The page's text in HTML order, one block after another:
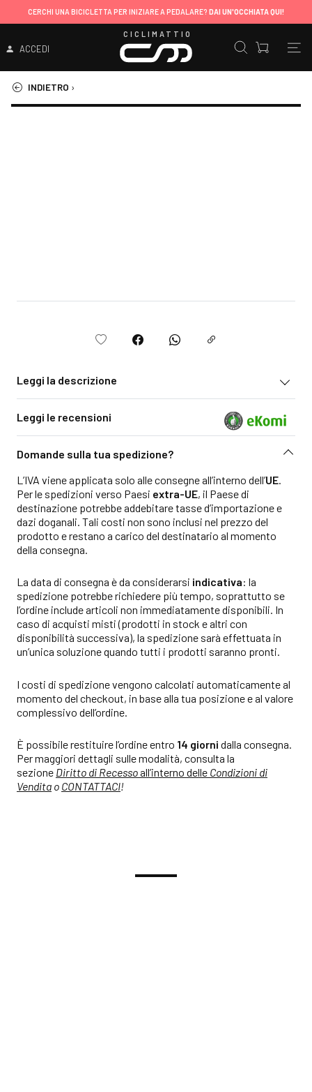
CERCHI UNA BICICLETTA PER INIZIARE A PEDALARE? DAI UN'OCCHIATA QUI!
ACCEDI
CICLIMATTIO
INDIETRO ›
Leggi la descrizione
Leggi le recensioni
Domande sulla tua spedizione?
L’IVA viene applicata solo alle consegne all’interno dell’UE
Per le spedizioni verso Paesi extra-UE, il Paese di
destinazione potrebbe addebitare tasse d’importazione e
dazi doganali. Tali costi non sono inclusi nel prezzo del
prodotto e restano a carico del destinatario al momento
della consegna.
La data di consegna è da considerarsi indicativa: la
spedizione potrebbe richiedere più tempo, soprattutto se
l’ordine include articoli non immediatamente disponibili. In
caso di acquisti misti (prodotti in stock e altri con
disponibilità successiva), la spedizione sarà effettuata in
un’unica soluzione quando tutti i prodotti saranno pronti.
I costi di spedizione vengono calcolati automaticamente al
momento del checkout, in base alla tua posizione e al valore
complessivo dell’ordine.
È possibile restituire l’ordine entro 14 giorni dalla consegna.
Per maggiori dettagli sulle modalità, consulta la
sezione Diritto di Recessoall’interno delle Condizioni di
Vendita o CONTATTACI!